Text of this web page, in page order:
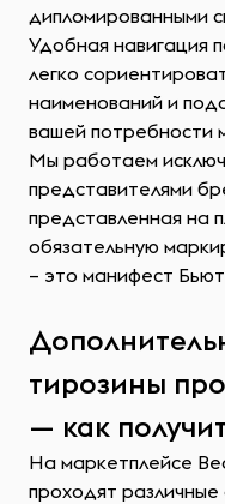
дипломированными
Удобная навигация
легко
наименований и
вашей потребности
Мы работаем
представителями
представленная на
обязательную
– это манифест
тирозины
— как
На маркетплейсе
проходят различные